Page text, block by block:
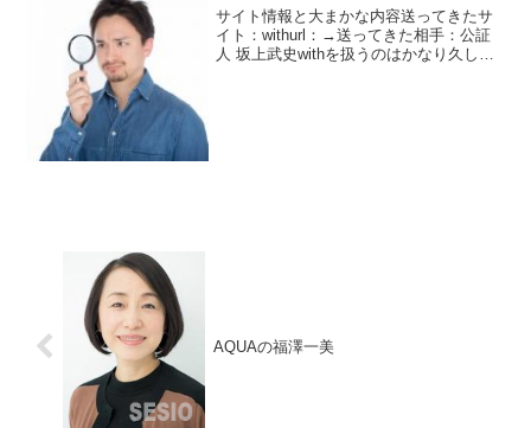
サイト情報と大まかな内容送ってきたサ
イト：withurl：→送ってきた相手：公証
人 坂上武史withを扱うのはかなり久しぶ
AQUAの福澤一美